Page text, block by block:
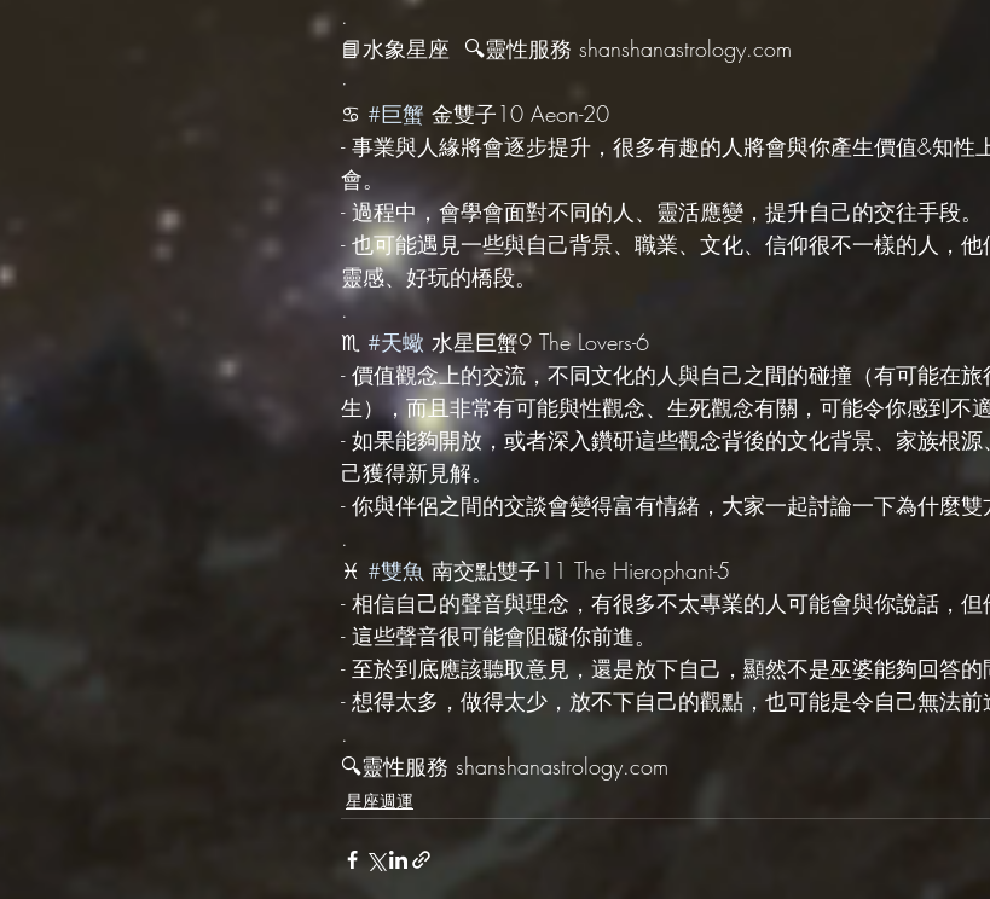
.
📘水象星座  🔍靈性服務 shanshanastrology.com
·
♋️ #巨蟹 金雙子10 Aeon-20
- 事業與人緣將會逐步提升，很多有趣的人將會與你產生價值&知性
會。
- 過程中，會學會面對不同的人、靈活應變，提升自己的交往手段。
- 也可能遇見一些與自己背景、職業、文化、信仰很不一樣的人，
靈感、好玩的橋段。
.
♏️ #天蠍 水星巨蟹9 The Lovers-6
- 價值觀念上的交流，不同文化的人與自己之間的碰撞（有可能在
生），而且非常有可能與性觀念、生死觀念有關，可能令你感到不適
- 如果能夠開放，或者深入鑽研這些觀念背後的文化背景、家族根
己獲得新見解。
- 你與伴侶之間的交談會變得富有情緒，大家一起討論一下為什麼雙
.
♓️ #雙魚 南交點雙子11 The Hierophant-5
- 相信自己的聲音與理念，有很多不太專業的人可能會與你說話，但
- 這些聲音很可能會阻礙你前進。
- 至於到底應該聽取意見，還是放下自己，顯然不是巫婆能夠回答的
- 想得太多，做得太少，放不下自己的觀點，也可能是令自己無法前
.
🔍靈性服務 shanshanastrology.com
星座週運